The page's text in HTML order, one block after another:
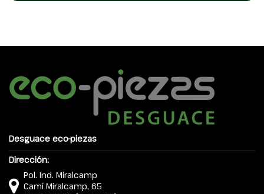
Desguace eco-piezas
Dirección:
Pol. Ind. Miralcamp
Camí Miralcamp, 65